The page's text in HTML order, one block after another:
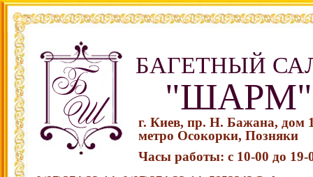
БАГЕТНЫЙ
"ШАРМ"
г. Киев, пр. Н. Бажана, дом
метро Осокорки, Позняки
Часы работы: с 10-00 до 19-